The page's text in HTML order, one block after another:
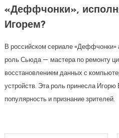
«Деффчонки»,
Игорем?
В российском сериале «Деффчонки»
роль Сьюда — мастера по ремонту
восстановлением данных с
устройств. Эта роль принесла
популярность и признание зрителей.